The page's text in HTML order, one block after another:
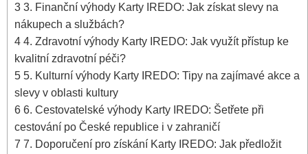
3 3. Finanční výhody Karty IREDO: Jak získat slevy na
nákupech a službách?
4 4. Zdravotní výhody Karty IREDO: Jak využít přístup ke
kvalitní zdravotní péči?
5 5. Kulturní výhody Karty IREDO: Tipy na zajímavé akce a
slevy v oblasti kultury
6 6. Cestovatelské výhody Karty IREDO: Šetřete při
cestování po České republice i v zahraničí
7 7. Doporučení pro získání Karty IREDO: Jak předložit